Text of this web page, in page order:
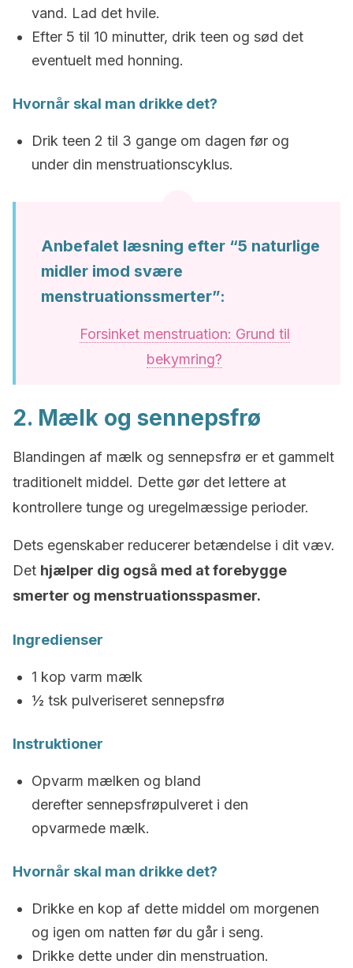
vand. Lad det hvile.
Efter 5 til 10 minutter, drik teen og sød det
eventuelt med honning.
Hvornår skal man drikke det?
Drik teen 2 til 3 gange om dagen før og
under din menstruationscyklus.
Anbefalet læsning efter “5 naturlige
midler imod svære
menstruationssmerter”:
Forsinket menstruation: Grund til
bekymring?
2. Mælk og sennepsfrø
Blandingen af mælk og sennepsfrø er et gammelt
traditionelt middel. Dette gør det lettere at
kontrollere tunge og uregelmæssige perioder.
Dets egenskaber reducerer betændelse i dit væv.
Det hjælper dig også med at forebygge
smerter og menstruationsspasmer.
Ingredienser
1 kop varm mælk
½ tsk pulveriseret sennepsfrø
Instruktioner
Opvarm mælken og bland
derefter sennepsfrøpulveret i den
opvarmede mælk.
Hvornår skal man drikke det?
Drikke en kop af dette middel om morgenen
og igen om natten før du går i seng.
Drikke dette under din menstruation.